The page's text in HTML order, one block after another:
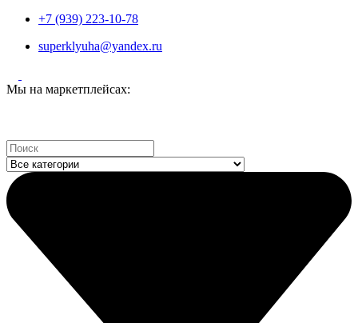
+7 (939) 223-10-78
superklyuha@yandex.ru
Мы на маркетплейсах:
Search
...